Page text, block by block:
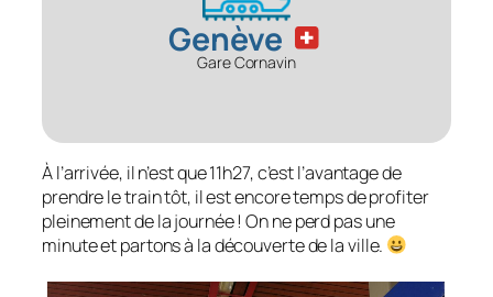
Genève
Gare Cornavin
À l’arrivée, il n’est que 11h27, c’est l’avantage de
prendre le train tôt, il est encore temps de profiter
pleinement de la journée ! On ne perd pas une
minute et partons à la découverte de la ville.